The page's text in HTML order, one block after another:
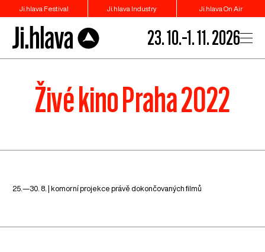
Ji.hlava Festival Ji.hlava Industry Ji.hlava On Air
23. 10.–1. 11. 2026
Živé kino Praha 2022
25.—30. 8. | komorní projekce právě dokončovaných filmů